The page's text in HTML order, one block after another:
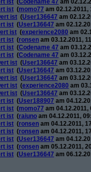
ist (Codename 47 am
ist (momo77 am 02.12.2011,
ist (User136647 am
ist (User136647 am
ist (experience2080 am
ist (ronsen am 03.12.2011,
ist (Codename 47 am
ist (Codename 47 am
ist (User136647 am
ist (User136647 am
ist (User136647 am
ist (experience2080 am
ist (User136647 am
ist (User188907 am
ist (momo77 am 04.12.2011,
ist (raiuno am 04.12.2011,
ist (ronsen am 04.12.2011,
ist (ronsen am 04.12.2011,
ist (User136647 am
ist (ronsen am 05.12.2011,
ist (User136647 am